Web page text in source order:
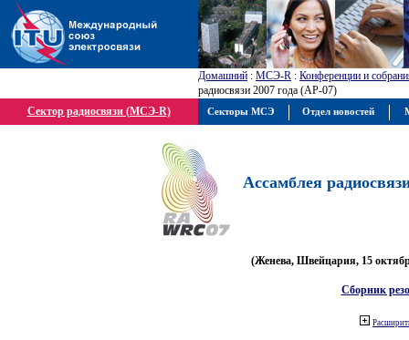
Домашний : МСЭ-R : Конференции и
радиосвязи 2007 года (АР-07)
Сектор радиосвязи (МСЭ-R)
Ассамблея
(Женева, Швейцария, 15
Сборник
Секторы МСЭ Отдел новостей